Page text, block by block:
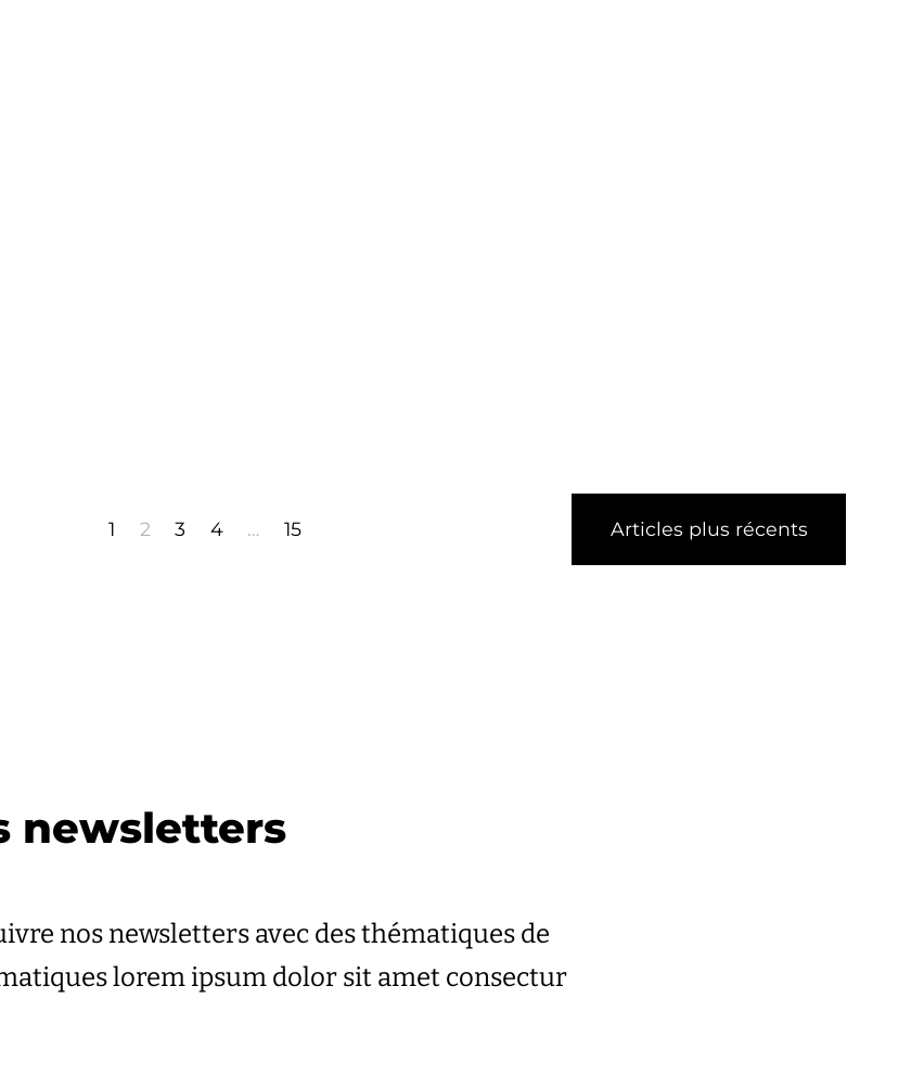
1 2 3 4 … 15 Articles plus récents
newsletters
nos newsletters avec des thématiques de
lorem ipsum dolor sit amet consectur